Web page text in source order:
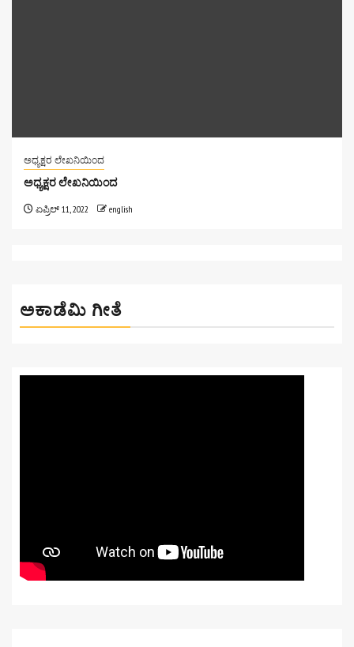
ಅಧ್ಯಕ್ಷರ ಲೇಖನಿಯಿಂದ
ಅಧ್ಯಕ್ಷರ ಲೇಖನಿಯಿಂದ
ಏಪ್ರಿಲ್ 11, 2022 english
ಅಕಾಡೆಮಿ ಗೀತೆ